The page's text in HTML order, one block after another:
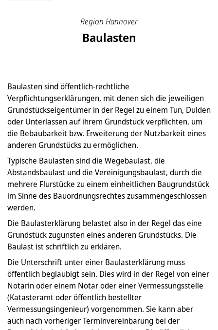
Region Hannover
Baulasten
Baulasten sind öffentlich-rechtliche
Verpflichtungserklärungen, mit denen sich die jeweiligen
Grundstückseigentümer in der Regel zu einem Tun, Dulden
oder Unterlassen auf ihrem Grundstück verpflichten, um
die Bebaubarkeit bzw. Erweiterung der Nutzbarkeit eines
anderen Grundstücks zu ermöglichen.
Typische Baulasten sind die Wegebaulast, die
Abstandsbaulast und die Vereinigungsbaulast, durch die
mehrere Flurstücke zu einem einheitlichen Baugrundstück
im Sinne des Bauordnungsrechtes zusammengeschlossen
werden.
Die Baulasterklärung belastet also in der Regel das eine
Grundstück zugunsten eines anderen Grundstücks. Die
Baulast ist schriftlich zu erklären.
Die Unterschrift unter einer Baulasterklärung muss
öffentlich beglaubigt sein. Dies wird in der Regel von einer
Notarin oder einem Notar oder einer Vermessungsstelle
(Katasteramt oder öffentlich bestellter
Vermessungsingenieur) vorgenommen. Sie kann aber
auch nach vorheriger Terminvereinbarung bei der